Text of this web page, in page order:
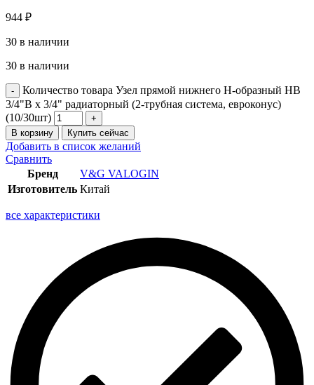
944 ₽
30 в наличии
30 в наличии
Количество товара Узел прямой нижнего Н-образный НВ
3/4"В х 3/4" радиаторный (2-трубная система, евроконус)
(10/30шт)
В корзину Купить сейчас
Добавить в список желаний
Сравнить
Бренд
V&G VALOGIN
Изготовитель Китай
все характеристики